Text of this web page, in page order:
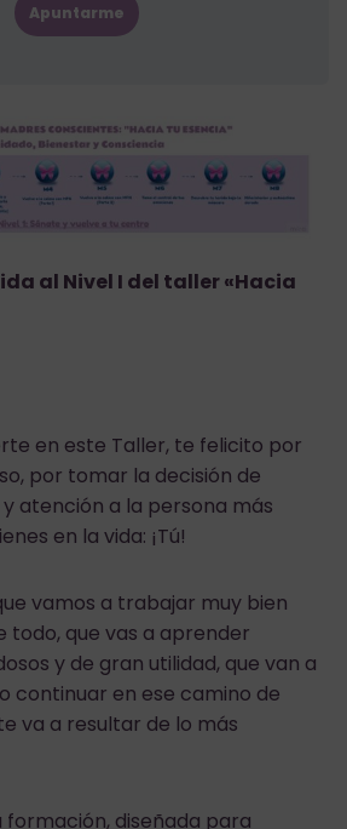
Apuntarme
al Nivel I del taller «Hacia
en este Taller, te felicito por
por tomar la decisión de
atención a la persona más
en la vida: ¡Tú!
vamos a trabajar muy bien
todo, que vas a aprender
y de gran utilidad, que van a
continuar en ese camino de
va a resultar de lo más
formación, diseñada para